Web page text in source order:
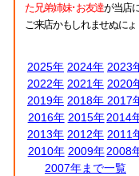
た兄弟姉妹･お友達が当店
ご来店かもしれませぬにょ
2025年 2024年 2023
2022年 2021年 2020
2019年 2018年 2017
2016年 2015年 2014
2013年 2012年 2011
2010年 2009年 2008
2007年まで一覧